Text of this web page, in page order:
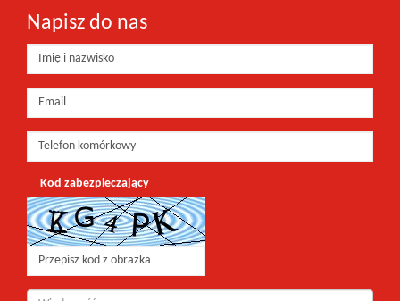
Napisz do nas
Kod zabezpieczający